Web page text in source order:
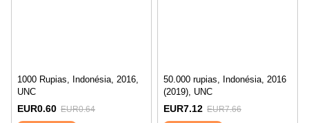
1000 Rupias, Indonésia, 2016,
UNC
EUR0.60 EUR0.64
50.000 rupias, Indonésia, 2016
(2019), UNC
EUR7.12 EUR7.66